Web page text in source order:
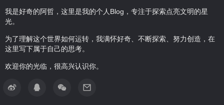
我是好奇的阿哲，这里是我的个人Blog，专注于探索点亮文明的星
光。
为了理解这个世界如何运转，我满怀好奇、不断探索、努力创造，在
这里写下属于自己的思考。
欢迎你的光临，很高兴认识你。